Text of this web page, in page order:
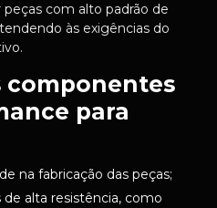
com alto padrão de
às exigências do
componentes
para
na fabricação das peças;